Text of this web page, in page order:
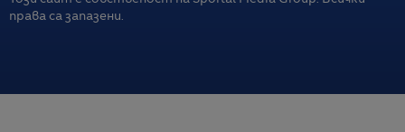
права са запазени.